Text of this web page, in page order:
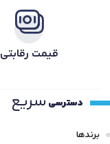
قیمت رقابتی
دسترسی سریع
برندها